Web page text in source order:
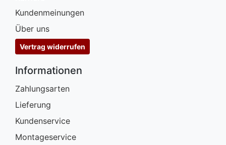
Kundenmeinungen
Über uns
Vertrag widerrufen
Informationen
Zahlungsarten
Lieferung
Kundenservice
Montageservice